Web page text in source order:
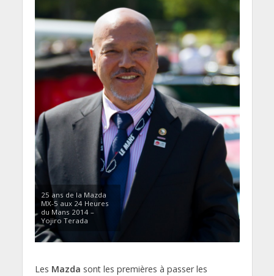
25 ans de la Mazda
MX-5 aux 24 Heures
du Mans 2014 –
Yojiro Terada
Les Mazda sont les premières à passer les